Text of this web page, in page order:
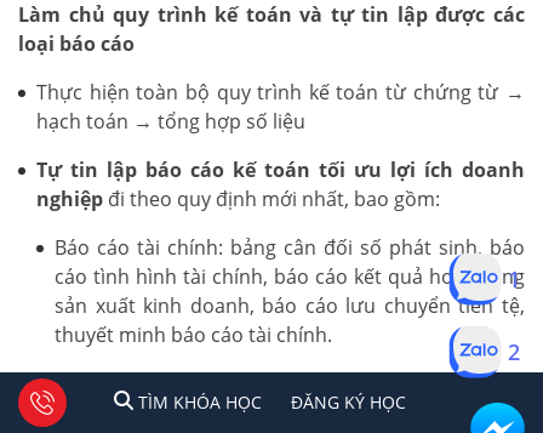
Làm chủ quy trình kế toán và tự tin lập được các
loại báo cáo
Thực hiện toàn bộ quy trình kế toán từ chứng từ →
hạch toán → tổng hợp số liệu
Tự tin lập báo cáo kế toán tối ưu lợi ích doanh
nghiệp đi theo quy định mới nhất, bao gồm:
Báo cáo tài chính: bảng cân đối số phát sinh, báo
cáo tình hình tài chính, báo cáo kết quả hoạt động
sản xuất kinh doanh, báo cáo lưu chuyển tiền tệ,
thuyết minh báo cáo tài chính.
Báo cáo thuế: Tờ khai thuế GTGT, TNCN, TNDN
theo quy định hiện hành
TÌM KHÓA HỌC ĐĂNG KÍ HỌC
1 2 Tư vấn facebook
TÌM KHÓA HỌC ĐĂNG KÝ HỌC
1
2